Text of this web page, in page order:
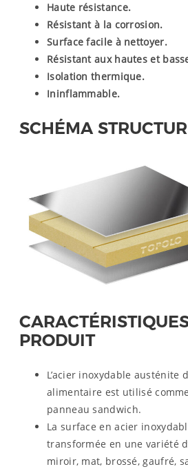
Haute résistance.
Résistant à la corrosion.
Surface facile à nettoyer.
Résistant aux hautes et
Isolation thermique.
Ininflammable.
SCHÉMA
PRODUIT
L’acier inoxydable austénite
alimentaire est utilisé
panneau sandwich.
La surface en acier
transformée en une variété
miroir, mat, brossé, gaufré,